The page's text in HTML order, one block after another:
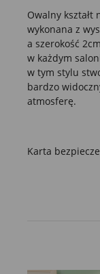
Owalny kształt
wykonana z
a szerokość
w każdym
w tym stylu
bardzo
atmosferę.
Karta